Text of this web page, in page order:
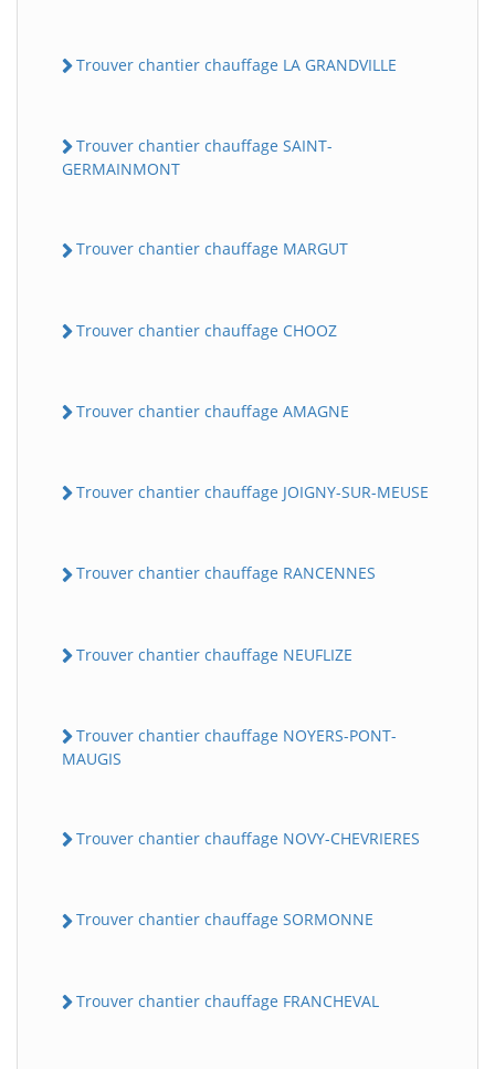
Trouver chantier chauffage LA GRANDVILLE
Trouver chantier chauffage SAINT-
GERMAINMONT
Trouver chantier chauffage MARGUT
Trouver chantier chauffage CHOOZ
Trouver chantier chauffage AMAGNE
Trouver chantier chauffage JOIGNY-SUR-MEUSE
Trouver chantier chauffage RANCENNES
Trouver chantier chauffage NEUFLIZE
Trouver chantier chauffage NOYERS-PONT-
MAUGIS
Trouver chantier chauffage NOVY-CHEVRIERES
Trouver chantier chauffage SORMONNE
Trouver chantier chauffage FRANCHEVAL